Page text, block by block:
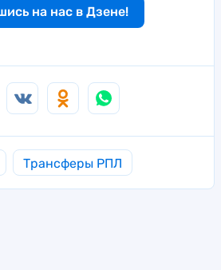
на нас в Дзене!
Трансферы РПЛ